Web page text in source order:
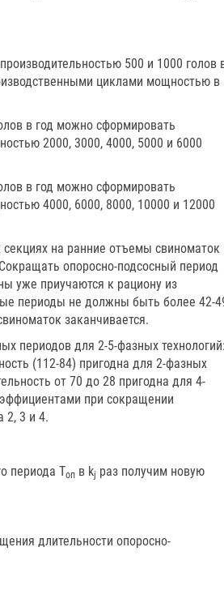
500 и 1000 голов
циклами мощностью в
в год можно сформировать
2000, 3000, 4000, 5000 и 6000
в год можно сформировать
4000, 6000, 8000, 10000 и 12000
на ранние отъемы свиноматок
опоросно-подсосный период
уже приучаются к рациону из
периоды не должны быть более 42-
заканчивается.
периодов для 2-5-фазных
(112-84) пригодна для 2-фазных
от 70 до 28 пригодна для 4-
при сокращении
2, 3 и 4.
периода Топ в kj раз получим новую
длительности опоросно-